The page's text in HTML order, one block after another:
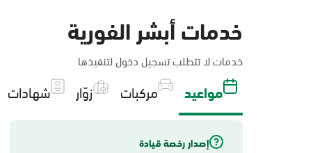
خدمات أبشر الفورية
خدمات لا تتطلب تسجيل دخول لتنفيذها
مواعيد مركبات زوّار شهادات
إصدار رخصة قيادة